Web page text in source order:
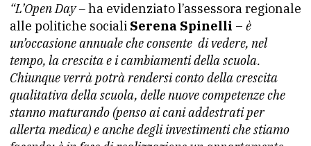
“L’Open Day –ha evidenziato l’assessora regionale
alle politiche sociali Serena Spinelli – è
un’occasione annuale che consente di vedere, nel
tempo, la crescita e i cambiamenti della scuola.
Chiunque verrà potrà rendersi conto della crescita
qualitativa della scuola, delle nuove competenze che
stanno maturando (penso ai cani addestrati per
allerta medica) e anche degli investimenti che stiamo